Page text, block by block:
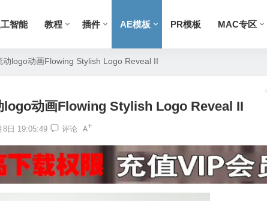
智能 教程 插件 AE模板 PR模板 MAC专区
logo动画Flowing Stylish Logo Reveal II
logo动画Flowing Stylish Logo Reveal II
8日 19:05:49 评论